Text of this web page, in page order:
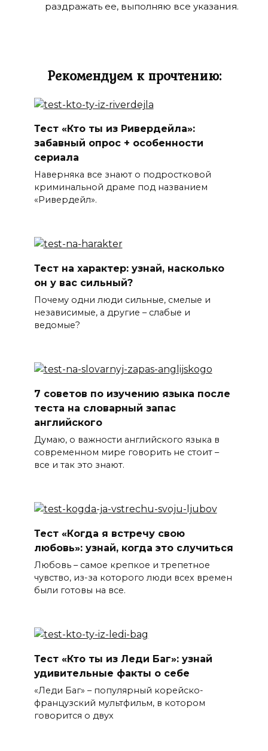
раздражать ее, выполняю все указания.
Рекомендуем к прочтению:
Тест «Кто ты из Ривердейла»:
забавный опрос + особенности
сериала
Наверняка все знают о подростковой
криминальной драме под названием
«Ривердейл».
Тест на характер: узнай, насколько
он у вас сильный?
Почему одни люди сильные, смелые и
независимые, а другие – слабые и
ведомые?
7 советов по изучению языка после
теста на словарный запас
английского
Думаю, о важности английского языка в
современном мире говорить не стоит –
все и так это знают.
Тест «Когда я встречу свою
любовь»: узнай, когда это случиться
Любовь – самое крепкое и трепетное
чувство, из-за которого люди всех времен
были готовы на все.
Тест «Кто ты из Леди Баг»: узнай
удивительные факты о себе
«Леди Баг» – популярный корейско-
французский мультфильм, в котором
говорится о двух